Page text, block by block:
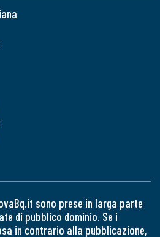
sono prese in larga parte
di pubblico dominio. Se i
in contrario alla pubblicazione,